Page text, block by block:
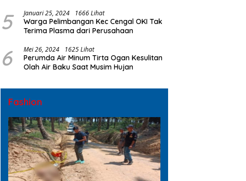
5 Januari 25, 2024 1666 Lihat
Warga Pelimbangan Kec Cengal OKI Tak
Terima Plasma dari Perusahaan
6 Mei 26, 2024 1625 Lihat
Perumda Air Minum Tirta Ogan Kesulitan
Olah Air Baku Saat Musim Hujan
Fashion